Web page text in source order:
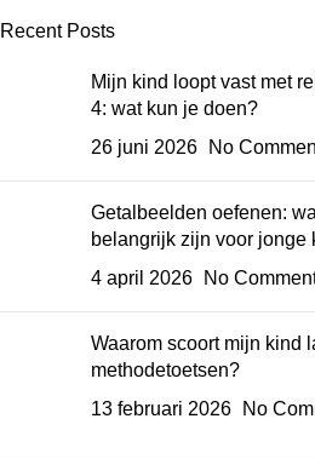
Recent Posts
Mijn kind loopt vast met
4: wat kun je doen?
26 juni 2026
No
Getalbeelden oefenen:
belangrijk zijn voor jonge
4 april 2026
No
Waarom scoort mijn kind
methodetoetsen?
13 februari 2026
No